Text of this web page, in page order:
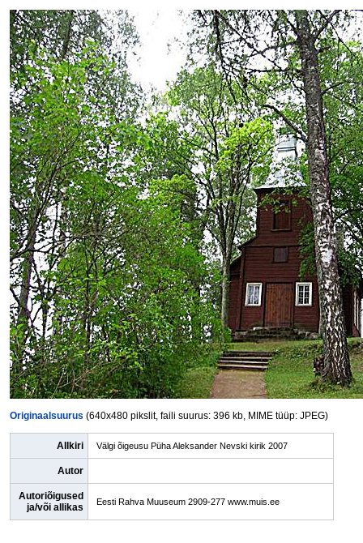
Originaalsuurus (640x480 pikslit, faili suurus: 396 kb, MIME tüüp: JPEG)
Allkiri Välgi õigeusu Püha Aleksander Nevski kirik 2007
Autor
Autoriõigused
ja/või allikas
Eesti Rahva Muuseum 2909-277 www.muis.ee